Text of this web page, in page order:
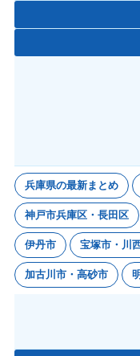
兵庫県の最新まとめ
神戸市兵庫区・長田区
伊丹市 宝塚市・川
加古川市・高砂市